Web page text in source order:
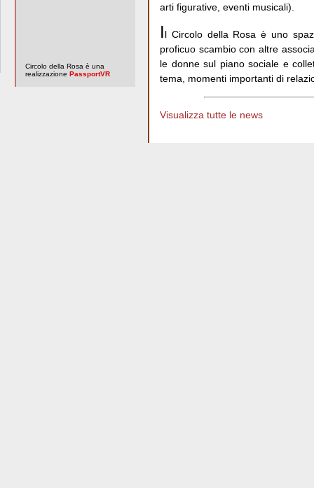
Circolo della Rosa è una
realizzazione PassportVR
arti figurative, eventi musicali).
Il Circolo della Rosa è uno
proficuo scambio con altre
le donne sul piano sociale e
tema, momenti importanti di
Visualizza tutte le news